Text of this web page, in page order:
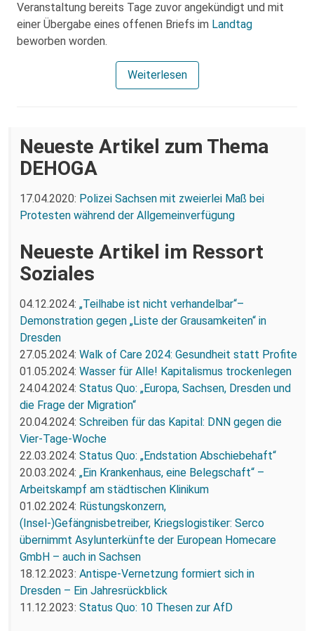
Veranstaltung bereits Tage zuvor angekündigt und mit
einer Übergabe eines offenen Briefs im Landtag
beworben worden.
Weiterlesen
Neueste Artikel zum Thema
DEHOGA
17.04.2020: Polizei Sachsen mit zweierlei Maß bei
Protesten während der Allgemeinverfügung
Neueste Artikel im Ressort
Soziales
04.12.2024: „Teilhabe ist nicht verhandelbar“–
Demonstration gegen „Liste der Grausamkeiten“ in
Dresden
27.05.2024: Walk of Care 2024: Gesundheit statt Profite
01.05.2024: Wasser für Alle! Kapitalismus trockenlegen
24.04.2024: Status Quo: „Europa, Sachsen, Dresden und
die Frage der Migration“
20.04.2024: Schreiben für das Kapital: DNN gegen die
Vier-Tage-Woche
22.03.2024: Status Quo: „Endstation Abschiebehaft“
20.03.2024: „Ein Krankenhaus, eine Belegschaft“ –
Arbeitskampf am städtischen Klinikum
01.02.2024: Rüstungskonzern,
(Insel-)Gefängnisbetreiber, Kriegslogistiker: Serco
übernimmt Asylunterkünfte der European Homecare
GmbH – auch in Sachsen
18.12.2023: Antispe-Vernetzung formiert sich in
Dresden – Ein Jahresrückblick
11.12.2023: Status Quo: 10 Thesen zur AfD